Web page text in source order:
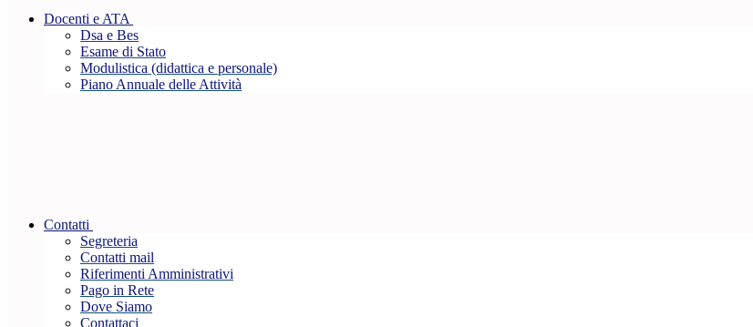
Docenti e ATA
Dsa e Bes
Esame di Stato
Modulistica (didattica e personale)
Piano Annuale delle Attività
Contatti
Segreteria
Contatti mail
Riferimenti Amministrativi
Pago in Rete
Dove Siamo
Contattaci